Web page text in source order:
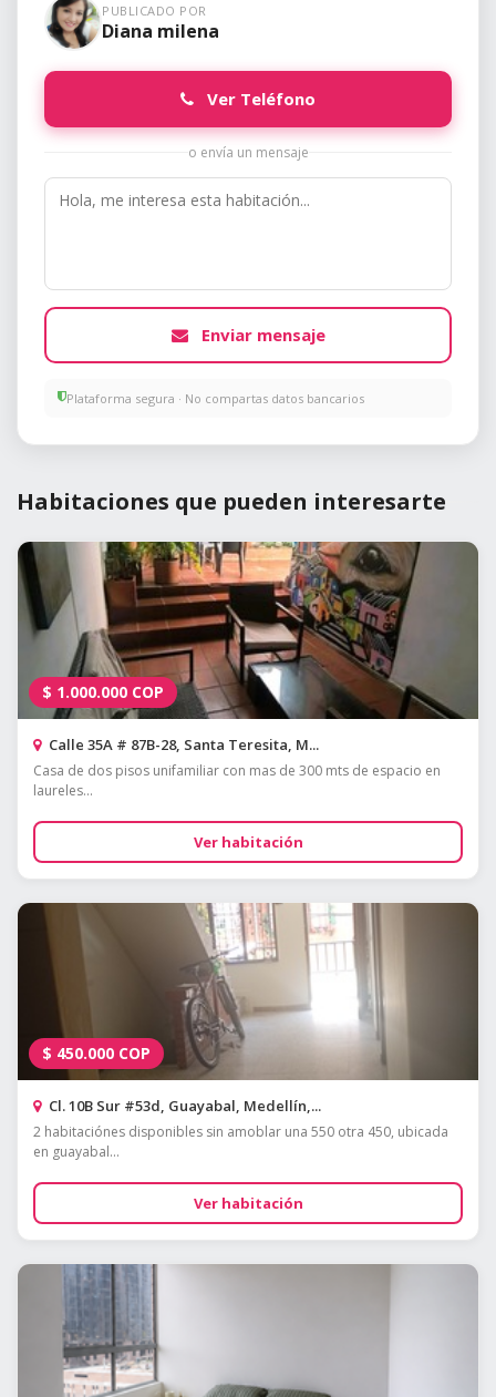
PUBLICADO POR
Diana milena
Ver Teléfono
o envía un mensaje
Enviar mensaje
Plataforma segura · No compartas datos bancarios
Habitaciones que pueden interesarte
$ 1.000.000 COP
Calle 35A # 87B-28, Santa Teresita, M...
Casa de dos pisos unifamiliar con mas de 300 mts de espacio en
laureles...
Ver habitación
$ 450.000 COP
Cl. 10B Sur #53d, Guayabal, Medellín,...
2 habitaciónes disponibles sin amoblar una 550 otra 450, ubicada
en guayabal...
Ver habitación